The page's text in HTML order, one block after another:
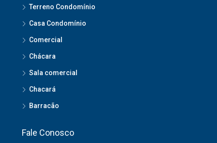
Terreno Condomínio
Casa Condomínio
Comercial
Chácara
Sala comercial
Chacará
Barracão
Fale Conosco